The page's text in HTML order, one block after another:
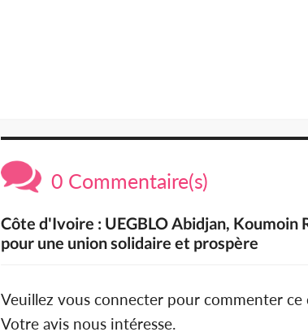
0 Commentaire(s)
Côte d'Ivoire : UEGBLO Abidjan,
pour une union solidaire et prospère
Veuillez vous connecter pour commenter ce
Votre avis nous intéresse.